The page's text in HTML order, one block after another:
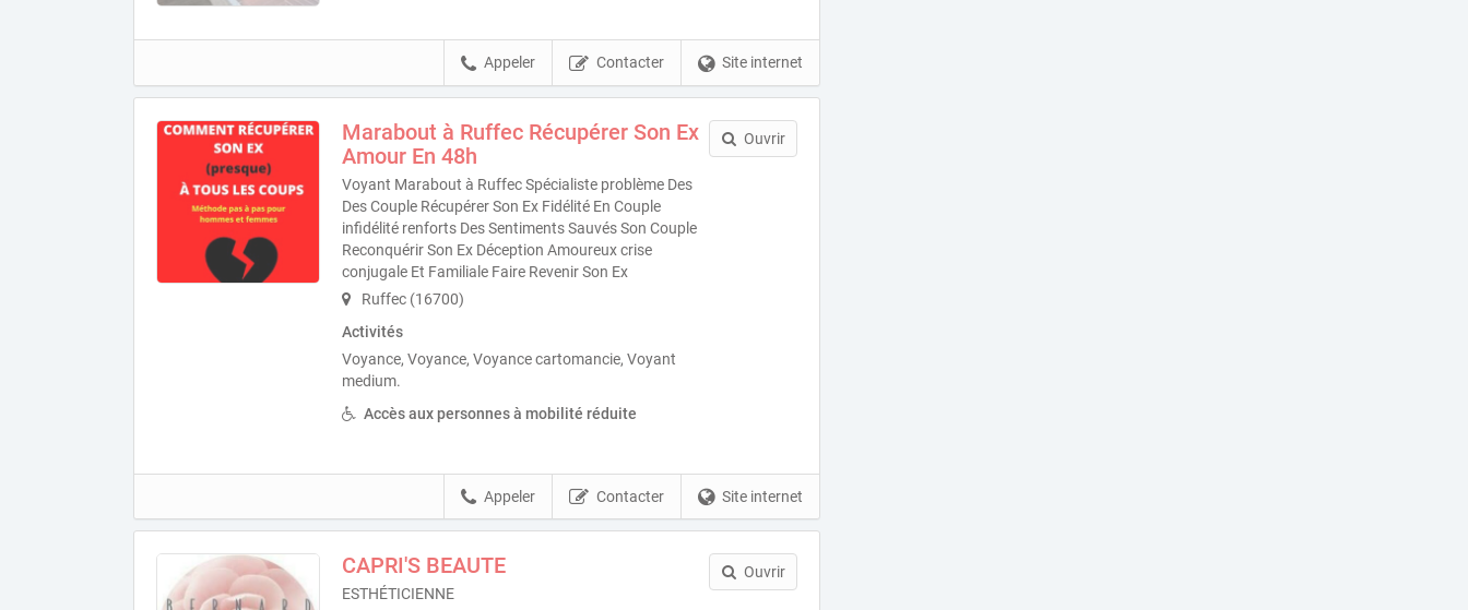
Site internet
Contacter
Appeler
Marabout à Ruffec Récupérer Son Ex
Amour En 48h
Voyant Marabout à Ruffec Spécialiste problème Des
Des Couple Récupérer Son Ex Fidélité En Couple
infidélité renforts Des Sentiments Sauvés Son Couple
Reconquérir Son Ex Déception Amoureux crise
conjugale Et Familiale Faire Revenir Son Ex
Ruffec (16700)
Activités
Voyance, Voyance, Voyance cartomancie, Voyant
medium.
Accès aux personnes à mobilité réduite
Ouvrir
Site internet
Contacter
Appeler
CAPRI'S BEAUTE
ESTHÉTICIENNE
Ouvrir